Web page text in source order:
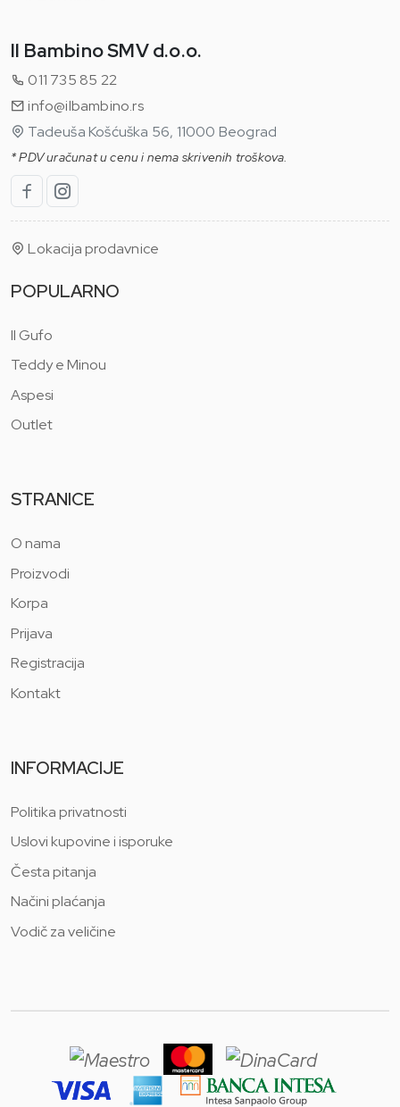
Il Bambino SMV d.o.o.
011 735 85 22
info@ilbambino.rs
Tadeuša Košćuška 56, 11000 Beograd
* PDV uračunat u cenu i nema skrivenih troškova.
Lokacija prodavnice
POPULARNO
Il Gufo
Teddy e Minou
Aspesi
Outlet
STRANICE
O nama
Proizvodi
Korpa
Prijava
Registracija
Kontakt
INFORMACIJE
Politika privatnosti
Uslovi kupovine i isporuke
Česta pitanja
Načini plaćanja
Vodič za veličine